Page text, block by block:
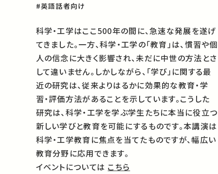
#英語話者向け
科学・工学はここ500年の間に、急速な発展を遂げ
てきました。一方、科学・工学の「教育」は、慣習や個
人の信念に大きく影響され、未だに中世の方法とさ
して違いません。しかしながら、「学び」に関する最
近の研究は、従来よりはるかに効果的な教育・学
習・評価方法があることを示しています。こうした
研究は、科学・工学を学ぶ学生たちに本当に役立つ
新しい学びと教育を可能にするものです。本講演は
科学・工学教育に焦点を当てたものですが、幅広い
教育分野に応用できます。
イベントについては こちら